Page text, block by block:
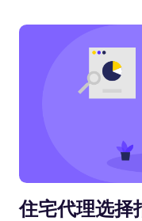
住宅代理选择